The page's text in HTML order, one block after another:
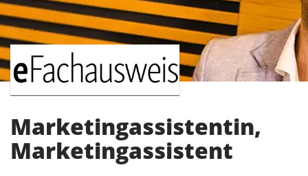
Marketingassistentin,
Marketingassistent